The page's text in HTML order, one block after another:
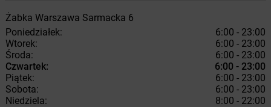
Żabka Warszawa Sarmacka 6
Poniedziałek:
6:00 - 23:00
Wtorek:
6:00 - 23:00
Środa:
6:00 - 23:00
Czwartek:
6:00 - 23:00
Piątek:
6:00 - 23:00
Sobota:
6:00 - 23:00
Niedziela:
8:00 - 22:00